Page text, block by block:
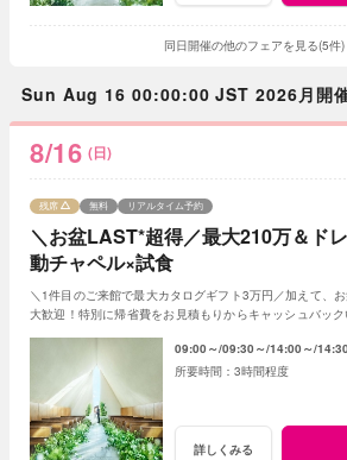
同日開催の他のフェアを見る(5件)
Sun Aug 16 00:00:00 JST 2026月開
8/16 (日)
＼お盆LAST*超得／最大210万＆ド
動チャペル×試食
残席 無料 リアルタイム予約
＼1件目のご来館で最大カタログギフト3万円／加えて、
大歓迎！特別に帰省費をお見積もりからキャッシュバック
09:00～ 09:30～ 14:00～
3時間程度
詳しくみる